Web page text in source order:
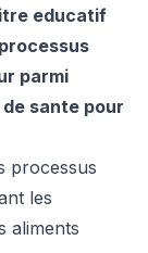
educatif
parmi
sante pour
processus
les
aliments